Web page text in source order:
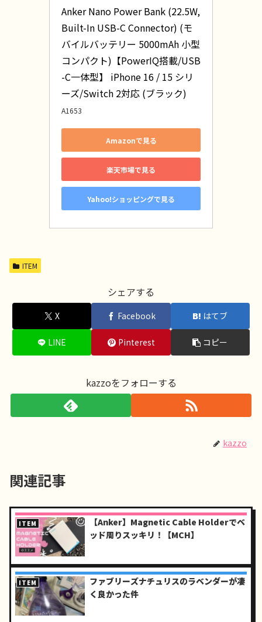
Anker Nano Power Bank (22.5W,
Built-In USB-C Connector) (モ
バイルバッテリー 5000mAh 小型
コンパクト)【PowerIQ搭載/USB
-C一体型】 iPhone 16 / 15 シリ
ーズ/Switch 2対応 (ブラック)
A1653
Amazonで見る
楽天市場で見る
Yahoo!ショッピングで見る
ITEM
シェアする
X Facebook はてブ
LINE Pinterest コピー
kazzoをフォローする
kazzo
関連記事
ITEM
【Anker】Magnetic Cable Holderでベ
ッド周りスッキリ！【MCH】
ITEM
ファブリーズナチュリスのラベンダーが凄
く良かった件